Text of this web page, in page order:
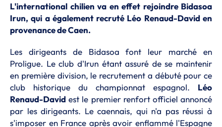
L'international chilien va en effet rejoindre Bidasoa
Irun, qui a également recruté Léo Renaud-David en
provenance de Caen.
Les dirigeants de Bidasoa font leur marché en
Proligue. Le club d'Irun étant assuré de se maintenir
en première division, le recrutement a débuté pour ce
club historique du championnat espagnol. Léo
Renaud-David est le premier renfort officiel annoncé
par les dirigeants. Le caennais, qui n'a pas réussi à
s'imposer en France après avoir enflammé l'Espagne